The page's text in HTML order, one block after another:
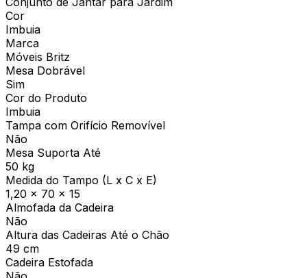
Cor
Imbuia
Marca
Móveis Britz
Mesa Dobrável
Sim
Cor do Produto
Imbuia
Tampa com Orifício Removível
Não
Mesa Suporta Até
50 kg
Medida do Tampo (L x C x E)
1,20 x 70 x 15
Almofada da Cadeira
Não
Altura das Cadeiras Até o Chão
49 cm
Cadeira Estofada